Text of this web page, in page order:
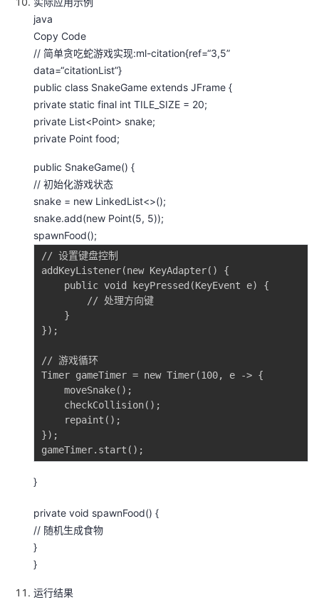
java
Copy Code
// 简单贪吃蛇游戏实现‌:ml-citation{ref=“3,5”
data=“citationList”}
public class SnakeGame extends JFrame {
private static final int TILE_SIZE = 20;
private List<Point> snake;
private Point food;
public SnakeGame() {
// 初始化游戏状态
snake = new LinkedList<>();
snake.add(new Point(5, 5));
spawnFood();
// 设置键盘控制
addKeyListener(new KeyAdapter() {
    public void keyPressed(KeyEvent e) {
        // 处理方向键
    }
});
// 游戏循环
Timer gameTimer = new Timer(100, e -> {
    moveSnake();
    checkCollision();
    repaint();
});
}
private void spawnFood() {
// 随机生成食物
}
}
运行结果